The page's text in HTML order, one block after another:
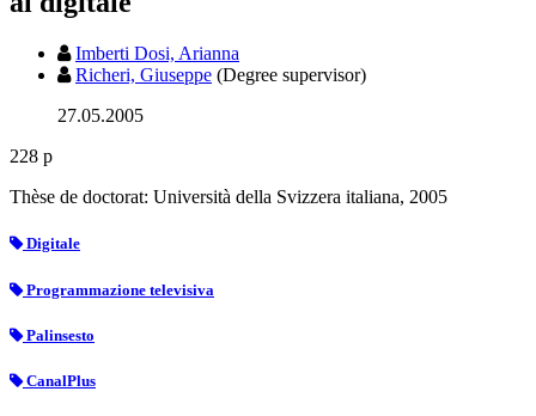
Imberti Dosi, Arianna
Richeri, Giuseppe (Degree supervisor)
27.05.2005
228 p
Thèse de doctorat: Università della Svizzera italiana, 2005
Digitale
Programmazione televisiva
Palinsesto
CanalPlus